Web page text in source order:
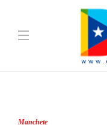
Manchete